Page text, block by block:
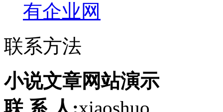
有企业网
联系方法
小说文章网站演示